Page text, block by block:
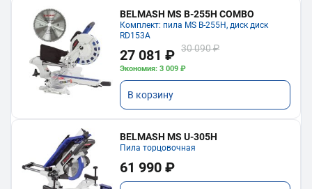
BELMASH MS B-255H COMBO
Комплект: пила MS B-255H, диск диск
RD153A
27 081 ₽ 30 090 ₽
Экономия: 3 009 ₽
В корзину
BELMASH MS U-305H
Пила торцовочная
61 990 ₽